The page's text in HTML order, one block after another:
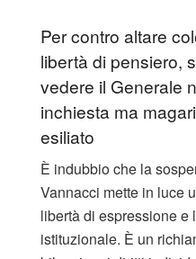
Per contro altare
libertà di pensiero,
vedere il Generale
inchiesta ma
esiliato
È indubbio che la
Vannacci mette in luce
libertà di espressione e
istituzionale. È un